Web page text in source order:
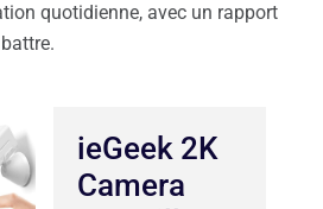
quotidienne, avec un rapport
ieGeek 2K
Camera